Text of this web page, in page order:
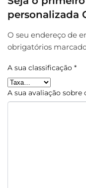
personalizada
O seu endereço de
obrigatórios
A sua classificação *
A sua avaliação